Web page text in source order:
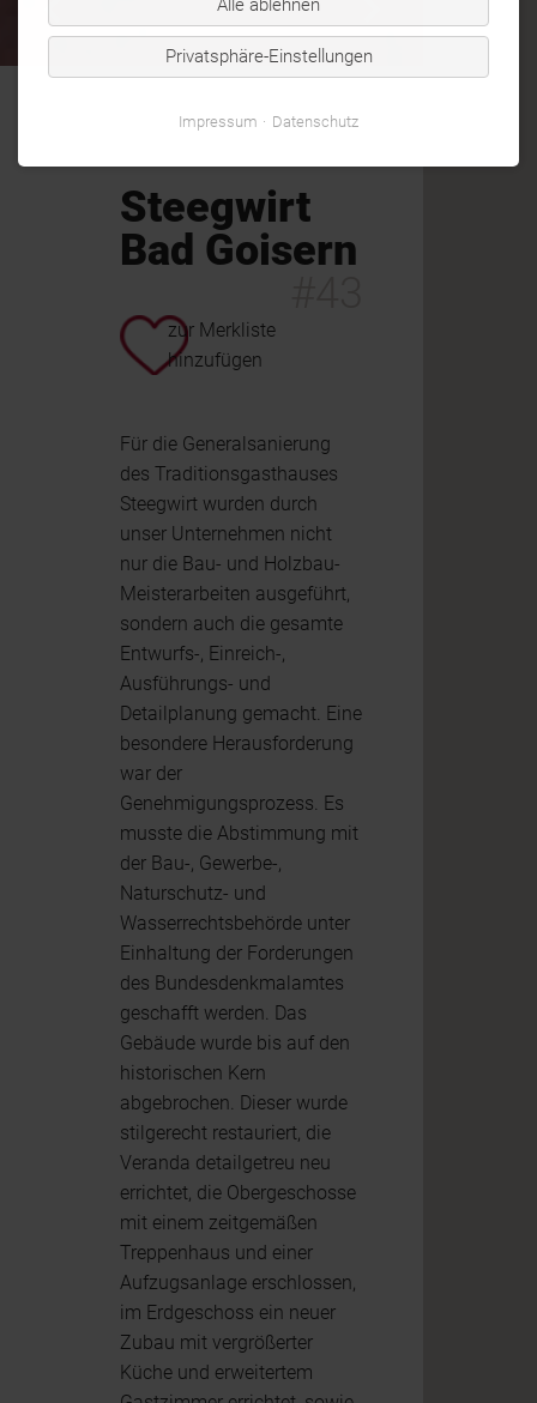
Steegwirt
Bad Goisern
zur Merkliste
hinzufügen
Für die Generalsanierung
des Traditionsgasthauses
Steegwirt wurden durch
unser Unternehmen nicht
nur die Bau- und Holzbau-
Meisterarbeiten ausgeführt,
sondern auch die gesamte
Entwurfs-, Einreich-,
Ausführungs- und
Detailplanung gemacht. Eine
besondere Herausforderung
war der
Genehmigungsprozess. Es
musste die Abstimmung mit
der Bau-, Gewerbe-,
Naturschutz- und
Wasserrechtsbehörde unter
Einhaltung der Forderungen
des Bundesdenkmalamtes
geschafft werden. Das
Gebäude wurde bis auf den
historischen Kern
abgebrochen. Dieser wurde
stilgerecht restauriert, die
Veranda detailgetreu neu
errichtet, die Obergeschosse
mit einem zeitgemäßen
Treppenhaus und einer
Aufzugsanlage erschlossen,
im Erdgeschoss ein neuer
Zubau mit vergrößerter
Küche und erweitertem
Privatsphäre-Einstellungen
Impressum Datenschutz